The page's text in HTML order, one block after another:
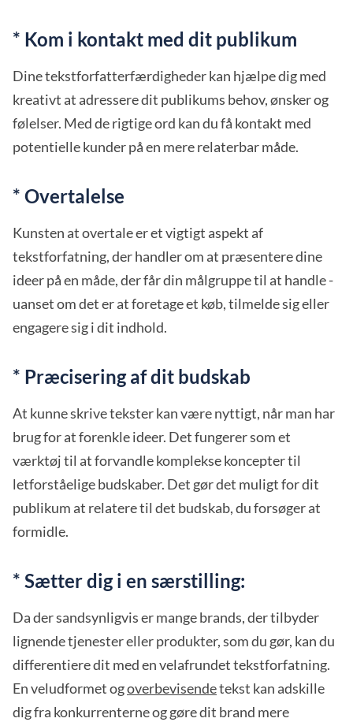
* Kom i kontakt med dit publikum
Dine tekstforfatterfærdigheder kan hjælpe dig med
kreativt at adressere dit publikums behov, ønsker og
følelser. Med de rigtige ord kan du få kontakt med
potentielle kunder på en mere relaterbar måde.
* Overtalelse
Kunsten at overtale er et vigtigt aspekt af
tekstforfatning, der handler om at præsentere dine
ideer på en måde, der får din målgruppe til at handle -
uanset om det er at foretage et køb, tilmelde sig eller
engagere sig i dit indhold.
* Præcisering af dit budskab
At kunne skrive tekster kan være nyttigt, når man har
brug for at forenkle ideer. Det fungerer som et
værktøj til at forvandle komplekse koncepter til
letforståelige budskaber. Det gør det muligt for dit
publikum at relatere til det budskab, du forsøger at
formidle.
* Sætter dig i en særstilling:
Da der sandsynligvis er mange brands, der tilbyder
lignende tjenester eller produkter, som du gør, kan du
differentiere dit med en velafrundet tekstforfatning.
En veludformet ogoverbevisendetekst kan adskille
dig fra konkurrenterne og gøre dit brand mere